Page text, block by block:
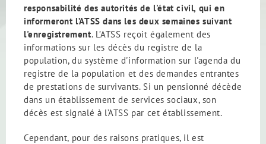
responsabilité des autorités de l'état civil, qui en
informeront l’ATSS dans les deux semaines suivant
l'enregistrement. L’ATSS reçoit également des
informations sur les décès du registre de la
population, du système d'information sur l'agenda du
registre de la population et des demandes entrantes
de prestations de survivants. Si un pensionné décède
dans un établissement de services sociaux, son
décès est signalé à l’ATSS par cet établissement.
Cependant, pour des raisons pratiques, il est